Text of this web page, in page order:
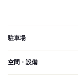
駐車場
空間・設備